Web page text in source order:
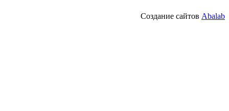
Создание сайтов Abalab